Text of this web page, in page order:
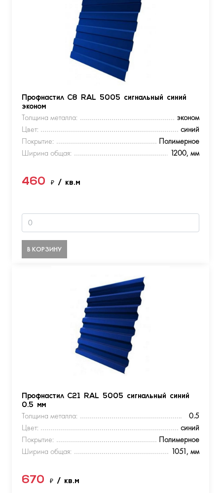
Профнастил С8 RAL 5005 сигнальный синий
эконом
Толщина металла:
эконом
Цвет:
синий
Покрытие:
Полимерное
Ширина общая:
1200, мм
460 ₽ / кв.м
В КОРЗИНУ
Профнастил С21 RAL 5005 сигнальный синий
0.5 мм
Толщина металла:
0.5
Цвет:
синий
Покрытие:
Полимерное
Ширина общая:
1051, мм
670 ₽ / кв.м